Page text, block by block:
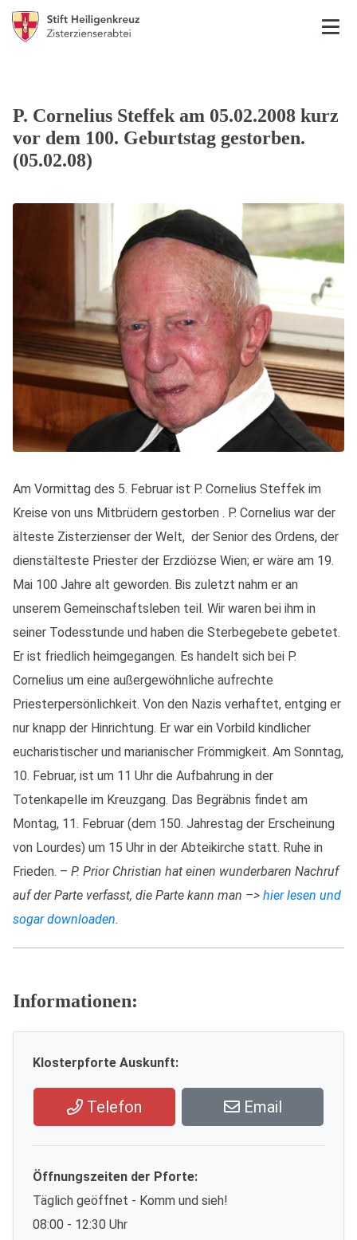
P. Cornelius Steffek am 05.02.2008 kurz
vor dem 100. Geburtstag gestorben.
(05.02.08)
Am Vormittag des 5. Februar ist P. Cornelius Steffek im
Kreise von uns Mitbrüdern gestorben . P. Cornelius war der
älteste Zisterzienser der Welt, der Senior des Ordens, der
dienstälteste Priester der Erzdiözse Wien; er wäre am 19.
Mai 100 Jahre alt geworden. Bis zuletzt nahm er an
unserem Gemeinschaftsleben teil. Wir waren bei ihm in
seiner Todesstunde und haben die Sterbegebete gebetet.
Er ist friedlich heimgegangen. Es handelt sich bei P.
Cornelius um eine außergewöhnliche aufrechte
Priesterpersönlichkeit. Von den Nazis verhaftet, entging er
nur knapp der Hinrichtung. Er war ein Vorbild kindlicher
eucharistischer und marianischer Frömmigkeit. Am Sonntag,
10. Februar, ist um 11 Uhr die Aufbahrung in der
Totenkapelle im Kreuzgang. Das Begräbnis findet am
Montag, 11. Februar (dem 150. Jahrestag der Erscheinung
von Lourdes) um 15 Uhr in der Abteikirche statt. Ruhe in
Frieden. – P. Prior Christian hat einen wunderbaren Nachruf
auf der Parte verfasst, die Parte kann man –> hier lesen und
sogar downloaden.
Informationen:
Klosterpforte Auskunft:
Telefon Email
Öffnungszeiten der Pforte:
Täglich geöffnet - Komm und sieh!
08:00 - 12:30 Uhr